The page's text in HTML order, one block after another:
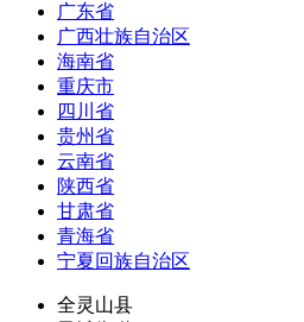
广东省
广西壮族自治区
海南省
重庆市
四川省
贵州省
云南省
陕西省
甘肃省
青海省
宁夏回族自治区
全灵山县